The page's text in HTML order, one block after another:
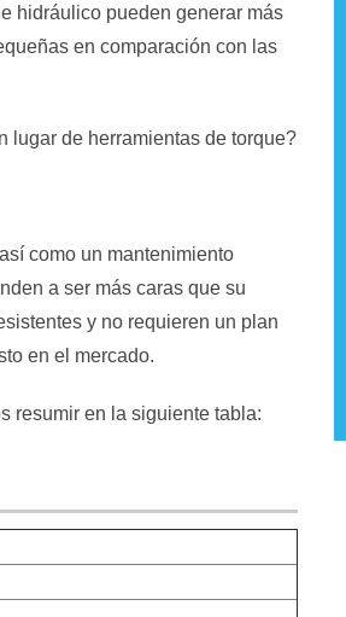
hidráulico pueden generar más
en comparación con las
lugar de herramientas de torque?
como un mantenimiento
a ser más caras que su
y no requieren un plan
en el mercado.
resumir en la siguiente tabla: